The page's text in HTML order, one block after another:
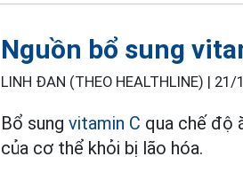
Nguồn bổ sung
LINH ĐAN (THEO HEALTHLINE) | 21/
Bổ sungvitamin C qua chế độ
của cơ thể khỏi bị lão hóa.